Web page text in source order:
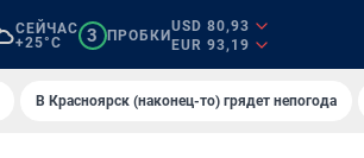
СЕЙЧАС
+25°C
3 ПРОБКИ
USD 80,93
EUR 93,19
В Крaсноярск (нaконец-то) грядет непогодa